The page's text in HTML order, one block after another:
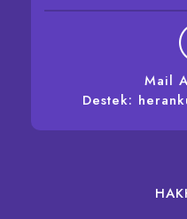
Mail
Destek: